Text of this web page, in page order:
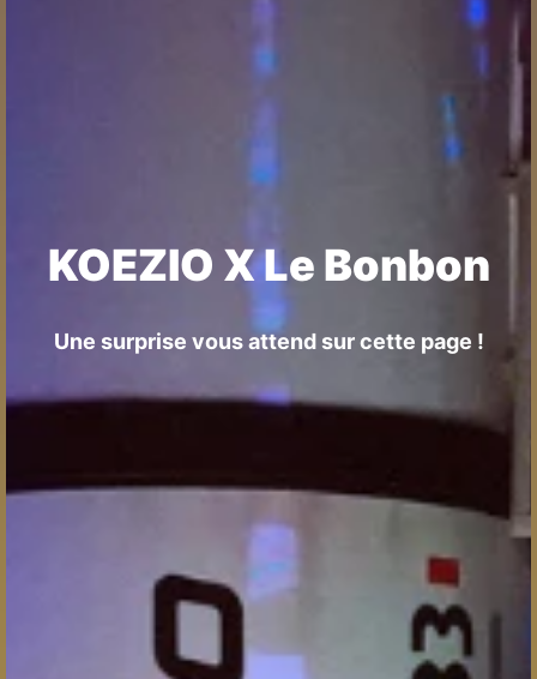
KOEZIO X Le Bonbon
Une surprise vous attend sur cette page !